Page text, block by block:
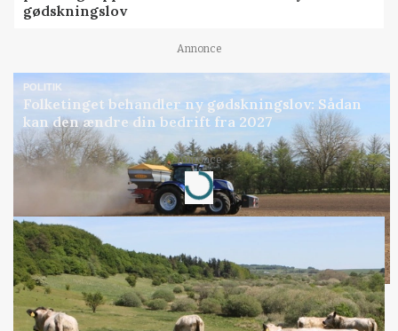
gødskningslov
Annonce
POLITIK
Folketinget behandler ny gødskningslov: Sådan
kan den ændre din bedrift fra 2027
Annonce
Loading...